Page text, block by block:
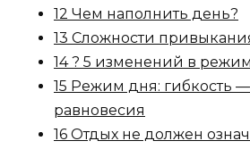
12 Чем наполнить день?
13 Сложности
14 ? 5 изменений в
15 Режим дня: гибкость —
равновесия
16 Отдых не должен